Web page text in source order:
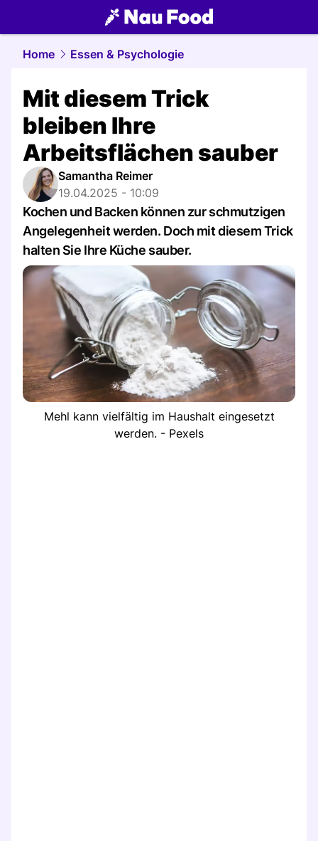
food.NAU.ch
Home Essen & Psychologie
Mit diesem Trick
bleiben Ihre
Arbeitsflächen sauber
Samantha Reimer
19.04.2025 - 10:09
Kochen und Backen können zur schmutzigen
Angelegenheit werden. Doch mit diesem Trick
halten Sie Ihre Küche sauber.
Mehl kann vielfältig im Haushalt eingesetzt
werden. - Pexels